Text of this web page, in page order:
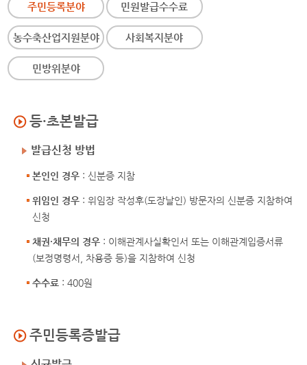
주민등록분야 민원발급수수료
농수축산업지원분야 사회복지분야
민방위분야
등·초본발급
발급신청 방법
본인인 경우 : 신분증 지참
위임인 경우 : 위임장 작성후(도장날인) 방문자의 신분증 지참하여
신청
채권·채무의 경우 : 이해관계사실확인서 또는 이해관계입증서류
(보정명령서, 차용증 등)을 지참하여 신청
수수료 : 400원
주민등록증발급